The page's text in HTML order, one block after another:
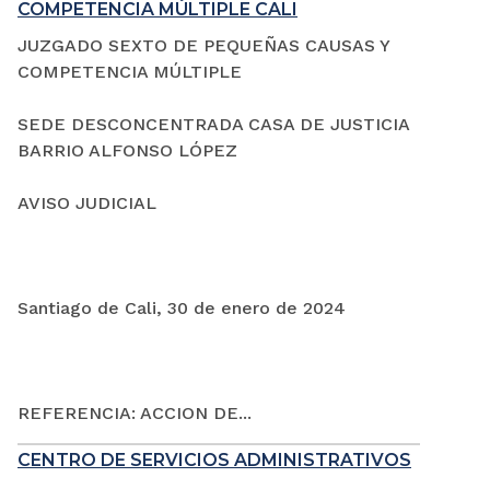
COMPETENCIA MÚLTIPLE CALI
JUZGADO SEXTO DE PEQUEÑAS CAUSAS Y
COMPETENCIA MÚLTIPLE
SEDE DESCONCENTRADA CASA DE JUSTICIA
BARRIO ALFONSO LÓPEZ
AVISO JUDICIAL
Santiago de Cali, 30 de enero de 2024
REFERENCIA: ACCION DE...
CENTRO DE SERVICIOS ADMINISTRATIVOS